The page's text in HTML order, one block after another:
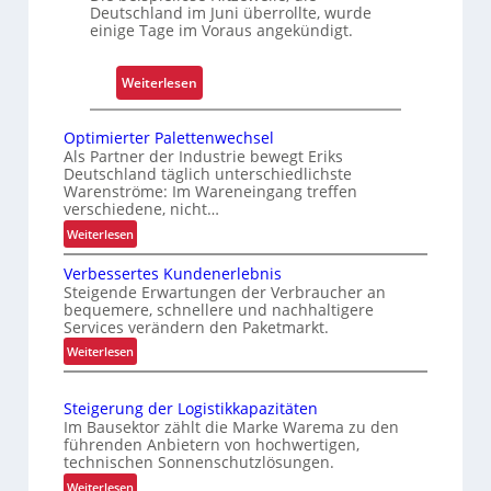
e
r
ä
s
i
g
k
e
t
u
n
d
e
r
i
e
Deutschland im Juni überrollte, wurde
einige Tage im Voraus angekündigt.
Weiterlesen:
E
t
r
e
m
t
z
e
g
t
S
c
Optimierter Palettenwechsel
Als Partner der Industrie bewegt Eriks
Deutschland täglich unterschiedlichste
Warenströme: Im Wareneingang treffen
verschiedene, nicht…
Weiterlesen:
O
p
t
i
m
i
t
e
r
P
Verbessertes Kundenerlebnis
Steigende Erwartungen der Verbraucher an
bequemere, schnellere und nachhaltigere
Services verändern den Paketmarkt.
Weiterlesen:
V
r
b
e
s
Steigerung der Logistikkapazitäten
Im Bausektor zählt die Marke Warema zu den
führenden Anbietern von hochwertigen,
technischen Sonnenschutzlösungen.
Weiterlesen: